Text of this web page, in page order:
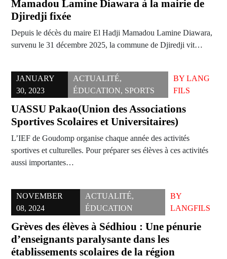
Mamadou Lamine Diawara à la mairie de
Djiredji fixée
Depuis le décès du maire El Hadji Mamadou Lamine Diawara,
survenu le 31 décembre 2025, la commune de Djiredji vit…
JANUARY
30, 2023
ACTUALITÉ,
ÉDUCATION, SPORTS
BY LANG
FILS
UASSU Pakao(Union des Associations
Sportives Scolaires et Universitaires)
L’IEF de Goudomp organise chaque année des activités
sportives et culturelles. Pour préparer ses élèves à ces activités
aussi importantes…
NOVEMBER
08, 2024
ACTUALITÉ,
ÉDUCATION
BY
LANGFILS
Grèves des élèves à Sédhiou : Une pénurie
d’enseignants paralysante dans les
établissements scolaires de la région